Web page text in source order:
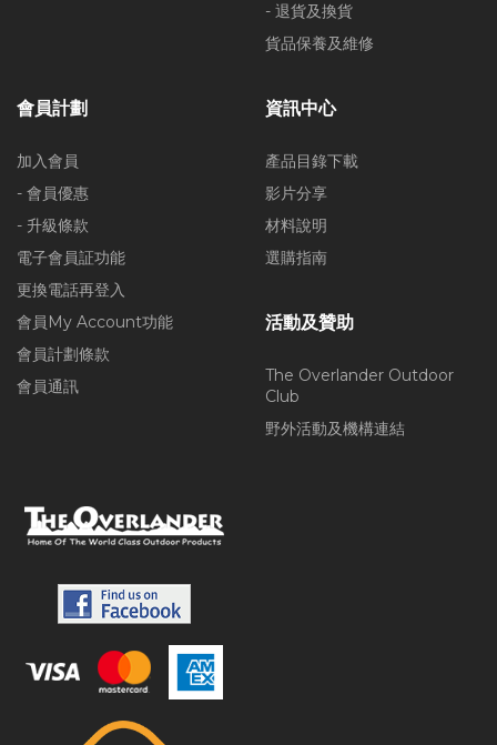
- 退貨及換貨
貨品保養及維修
會員計劃
加入會員
- 會員優惠
- 升級條款
電子會員証功能
更換電話再登入
會員My Account功能
會員計劃條款
會員通訊
資訊中心
產品目錄下載
影片分享
材料說明
選購指南
活動及贊助
The Overlander Outdoor
Club
野外活動及機構連結